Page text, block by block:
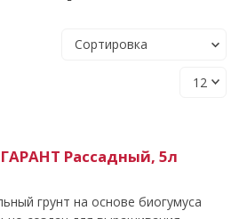
Рассадный, 5л
грунт на основе биогумуса